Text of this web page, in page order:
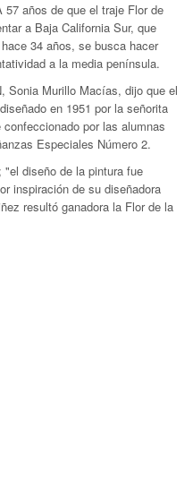
años de que el traje Flor de
a Baja California Sur, que
34 años, se busca hacer
a la media península.
Sonia Murillo Macías, dijo que el
en 1951 por la señorita
por las alumnas
Especiales Número 2.
diseño de la pintura fue
inspiración de su diseñadora
resultó ganadora la Flor de la